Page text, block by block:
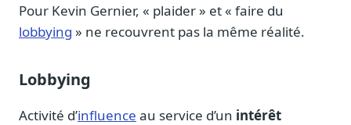
Pour Kevin Gernier, « plaider » et « faire du
lobbying » ne recouvrent pas la même réalité.
Lobbying
Activité d’influence au service d’un intérêt